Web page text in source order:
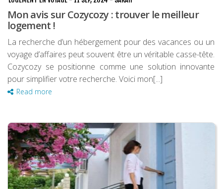
Mon avis sur Cozycozy : trouver le meilleur
logement !
La recherche d’un hébergement pour des vacances ou un
voyage d’affaires peut souvent être un véritable casse-tête.
Cozycozy se positionne comme une solution innovante
pour simplifier votre recherche. Voici mon[...]
Read more